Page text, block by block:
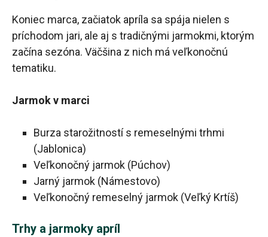
Koniec marca, začiatok apríla sa spája nielen s
príchodom jari, ale aj s tradičnými jarmokmi, ktorým
začína sezóna. Väčšina z nich má veľkonočnú
tematiku.
Jarmok v marci
Burza starožitností s remeselnými trhmi
(Jablonica)
Veľkonočný jarmok (Púchov)
Jarný jarmok (Námestovo)
Veľkonočný remeselný jarmok (Veľký Krtíš)
Trhy a jarmoky apríl